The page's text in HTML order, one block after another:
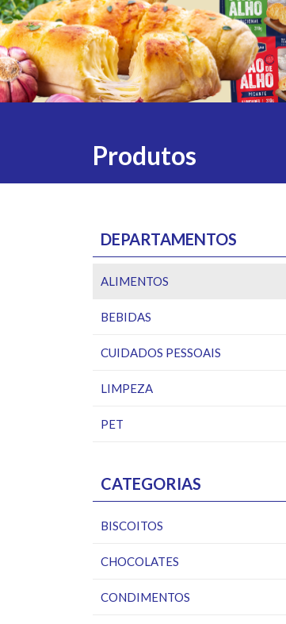
Produtos
DEPARTAMENTOS
ALIMENTOS
BEBIDAS
CUIDADOS PESSOAIS
LIMPEZA
PET
CATEGORIAS
BISCOITOS
CHOCOLATES
CONDIMENTOS